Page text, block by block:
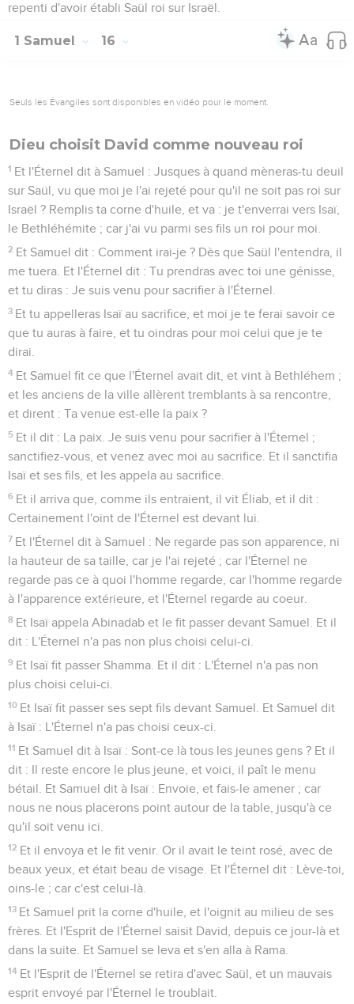
repenti d'avoir établi Saül roi sur Israël.
1 Samuel 16
Seuls les Évangiles sont disponibles en vidéo pour le moment.
Dieu choisit David comme nouveau roi
1 Et l'Éternel dit à Samuel : Jusques à quand mèneras-tu deuil
sur Saül, vu que moi je l'ai rejeté pour qu'il ne soit pas roi sur
Israël ? Remplis ta corne d'huile, et va : je t'enverrai vers Isaï,
le Bethléhémite ; car j'ai vu parmi ses fils un roi pour moi.
2 Et Samuel dit : Comment irai-je ? Dès que Saül l'entendra, il
me tuera. Et l'Éternel dit : Tu prendras avec toi une génisse,
et tu diras : Je suis venu pour sacrifier à l'Éternel.
3 Et tu appelleras Isaï au sacrifice, et moi je te ferai savoir ce
que tu auras à faire, et tu oindras pour moi celui que je te
dirai.
4 Et Samuel fit ce que l'Éternel avait dit, et vint à Bethléhem ;
et les anciens de la ville allèrent tremblants à sa rencontre,
et dirent : Ta venue est-elle la paix ?
5 Et il dit : La paix. Je suis venu pour sacrifier à l'Éternel ;
sanctifiez-vous, et venez avec moi au sacrifice. Et il sanctifia
Isaï et ses fils, et les appela au sacrifice.
6 Et il arriva que, comme ils entraient, il vit Éliab, et il dit :
Certainement l'oint de l'Éternel est devant lui.
7 Et l'Éternel dit à Samuel : Ne regarde pas son apparence, ni
la hauteur de sa taille, car je l'ai rejeté ; car l'Éternel ne
regarde pas ce à quoi l'homme regarde, car l'homme regarde
à l'apparence extérieure, et l'Éternel regarde au coeur.
8 Et Isaï appela Abinadab et le fit passer devant Samuel. Et il
dit : L'Éternel n'a pas non plus choisi celui-ci.
9 Et Isaï fit passer Shamma. Et il dit : L'Éternel n'a pas non
plus choisi celui-ci.
10 Et Isaï fit passer ses sept fils devant Samuel. Et Samuel dit
à Isaï : L'Éternel n'a pas choisi ceux-ci.
11 Et Samuel dit à Isaï : Sont-ce là tous les jeunes gens ? Et il
dit : Il reste encore le plus jeune, et voici, il paît le menu
bétail. Et Samuel dit à Isaï : Envoie, et fais-le amener ; car
nous ne nous placerons point autour de la table, jusqu'à ce
qu'il soit venu ici.
12 Et il envoya et le fit venir. Or il avait le teint rosé, avec de
beaux yeux, et était beau de visage. Et l'Éternel dit : Lève-toi,
oins-le ; car c'est celui-là.
13 Et Samuel prit la corne d'huile, et l'oignit au milieu de ses
frères. Et l'Esprit de l'Éternel saisit David, depuis ce jour-là et
dans la suite. Et Samuel se leva et s'en alla à Rama.
14 Et l'Esprit de l'Éternel se retira d'avec Saül, et un mauvais
esprit envoyé par l'Éternel le troublait.